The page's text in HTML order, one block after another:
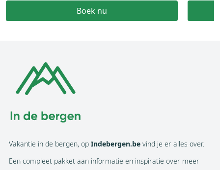
Boek nu
Vakantie in de bergen, op Indebergen.be vind je er alles over.
Een compleet pakket aan informatie en inspiratie over meer